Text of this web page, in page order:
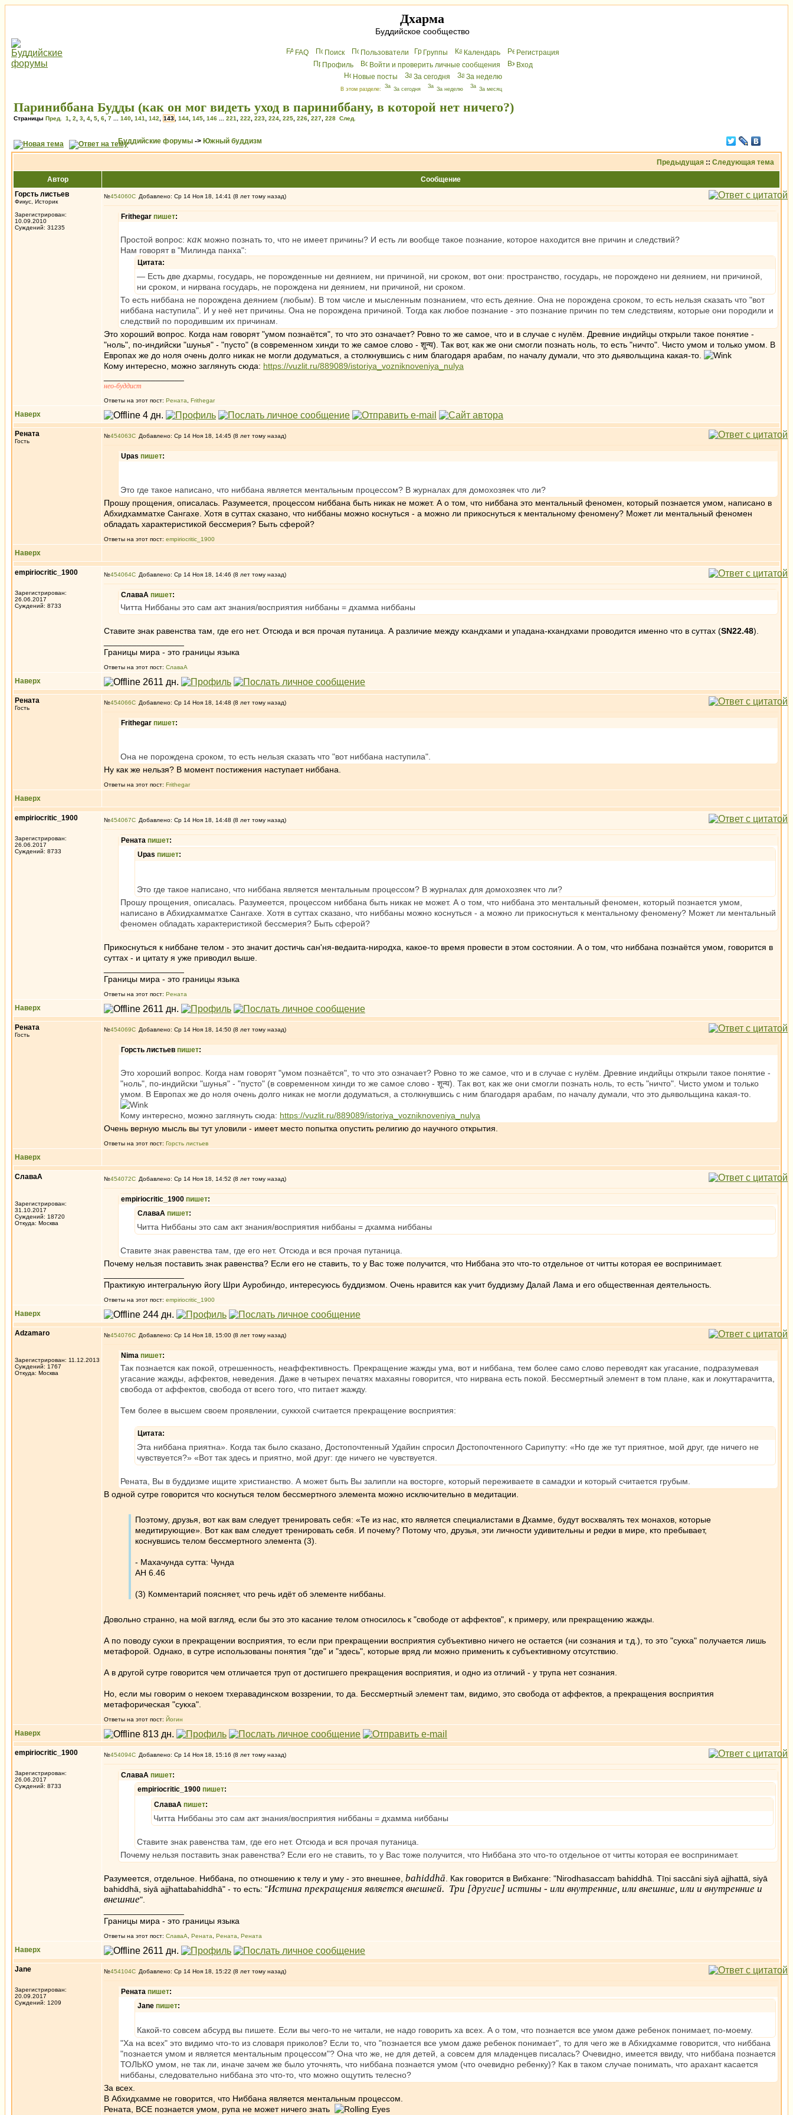
Дхарма
Буддийское сообщество
FAQ Поиск Пользователи Группы Календарь
Peгиcтрaция
Профиль
Войти и проверить личные сообщения
Вхoд
Новые посты
За сегодня За неделю
В этом разделе: За сегодня За неделю За месяц
Париниббана Будды (как он мог видеть уход в париниббану, в которой нет ничего?)
Страницы Пред. 1 2 3 4 5 6 7 140 141 142 143 144 145 146 221 222 223 224 225 226 227 228 След.
Буддийские форумы -> Южный буддизм
Предыдущая :: Следующая тема
Автор
Сообщение
Горсть листьев
Фикус, Историк
Зарегистрирован:
10.09.2010
Суждений: 31235
№454060 Добавлено: Ср 14 Ноя 18, 14:41 (8 лет тому назад)
Frithegar пишет:
Простой вопрос: как можно познать то, что не имеет причины? И есть ли вообще такое познание, которое находится вне причин и следствий?
Нам говорят в "Милинда панха":
Цитата:
— Есть две дхармы, государь, не порожденные ни деянием, ни причиной, ни сроком, вот они: пространство, государь, не порождено ни деянием, ни причиной,
ни сроком, и нирвана государь, не порождена ни деянием, ни причиной, ни сроком.
То есть ниббана не порождена деянием (любым). В том числе и мысленным познанием, что есть деяние. Она не порождена сроком, то есть нельзя сказать что "вот
ниббана наступила". И у неё нет причины. Она не порождена причиной. Тогда как любое познание - это познание причин по тем следствиям, которые они породили и
следствий по породившим их причинам.
Это хороший вопрос. Когда нам говорят "умом познаётся", то что это означает? Ровно то же самое, что и в случае с нулём. Древние индийцы открыли такое понятие -
"ноль", по-индийски "шунья" - "пусто" (в современном хинди то же самое слово - शून्य). Так вот, как же они смогли познать ноль, то есть "ничто". Чисто умом и только умом. В
Европах же до ноля очень долго никак не могли додуматься, а столкнувшись с ним благодаря арабам, по началу думали, что это дьявольщина какая-то.
Кому интересно, можно заглянуть сюда: https://vuzlit.ru/889089/istoriya_vozniknoveniya_nulya
нео-буддист
Ответы на этот пост: Рената Frithegar
Наверх
Рената
Гость
№454063 Добавлено: Ср 14 Ноя 18, 14:45 (8 лет тому назад)
Upas пишет:
Это где такое написано, что ниббана является ментальным процессом? В журналах для домохозяек что ли?
Прошу прощения, описалась. Разумеется, процессом ниббана быть никак не может. А о том, что ниббана это ментальный феномен, который познается умом, написано в
Абхидхамматхе Сангахе. Хотя в суттах сказано, что ниббаны можно коснуться - а можно ли прикоснуться к ментальному феномену? Может ли ментальный феномен
обладать характеристикой бессмерия? Быть сферой?
Ответы на этот пост: empiriocritic_1900
Наверх
empiriocritic_1900
Зарегистрирован:
26.06.2017
Суждений: 8733
№454064 Добавлено: Ср 14 Ноя 18, 14:46 (8 лет тому назад)
СлаваА пишет:
Читта Ниббаны это сам акт знания/восприятия ниббаны = дхамма ниббаны
Ставите знак равенства там, где его нет. Отсюда и вся прочая путаница. А различие между кхандхами и упадана-кхандхами проводится именно что в суттах (SN22.48).
Границы мира - это границы языка
Ответы на этот пост: СлаваА
Наверх
Рената
Гость
№454066 Добавлено: Ср 14 Ноя 18, 14:48 (8 лет тому назад)
Frithegar пишет:
Она не порождена сроком, то есть нельзя сказать что "вот ниббана наступила".
Ну как же нельзя? В момент постижения наступает ниббана.
Ответы на этот пост: Frithegar
Наверх
empiriocritic_1900
Зарегистрирован:
26.06.2017
Суждений: 8733
№454067 Добавлено: Ср 14 Ноя 18, 14:48 (8 лет тому назад)
Рената пишет:
Upas пишет:
Это где такое написано, что ниббана является ментальным процессом? В журналах для домохозяек что ли?
Прошу прощения, описалась. Разумеется, процессом ниббана быть никак не может. А о том, что ниббана это ментальный феномен, который познается умом,
написано в Абхидхамматхе Сангахе. Хотя в суттах сказано, что ниббаны можно коснуться - а можно ли прикоснуться к ментальному феномену? Может ли ментальный
феномен обладать характеристикой бессмерия? Быть сферой?
Прикоснуться к ниббане телом - это значит достичь сан'ня-ведаита-ниродха, какое-то время провести в этом состоянии. А о том, что ниббана познаётся умом, говорится в
суттах - и цитату я уже приводил выше.
Границы мира - это границы языка
Ответы на этот пост: Рената
Наверх
Рената
Гость
№454069 Добавлено: Ср 14 Ноя 18, 14:50 (8 лет тому назад)
Горсть листьев пишет:
Это хороший вопрос. Когда нам говорят "умом познаётся", то что это означает? Ровно то же самое, что и в случае с нулём. Древние индийцы открыли такое понятие -
"ноль", по-индийски "шунья" - "пусто" (в современном хинди то же самое слово - शून्य). Так вот, как же они смогли познать ноль, то есть "ничто". Чисто умом и только
умом. В Европах же до ноля очень долго никак не могли додуматься, а столкнувшись с ним благодаря арабам, по началу думали, что это дьявольщина какая-то.
Кому интересно, можно заглянуть сюда: https://vuzlit.ru/889089/istoriya_vozniknoveniya_nulya
Очень верную мысль вы тут уловили - имеет место попытка опустить религию до научного открытия.
Ответы на этот пост: Горсть листьев
Наверх
СлаваА
Зарегистрирован:
31.10.2017
Суждений: 18720
Откуда: Москва
№454072 Добавлено: Ср 14 Ноя 18, 14:52 (8 лет тому назад)
empiriocritic_1900 пишет:
СлаваА пишет:
Читта Ниббаны это сам акт знания/восприятия ниббаны = дхамма ниббаны
Ставите знак равенства там, где его нет. Отсюда и вся прочая путаница.
Почему нельзя поставить знак равенства? Если его не ставить, то у Вас тоже получится, что Ниббана это что-то отдельное от читты которая ее воспринимает.
Практикую интегральную йогу Шри Ауробиндо, интересуюсь буддизмом. Очень нравится как учит буддизму Далай Лама и его общественная деятельность.
Ответы на этот пост: empiriocritic_1900
Наверх
Adzamaro
Зарегистрирован: 11.12.2013
Суждений: 1767
Откуда: Москва
№454076 Добавлено: Ср 14 Ноя 18, 15:00 (8 лет тому назад)
Nima пишет:
Так познается как покой, отрешенность, неаффективность. Прекращение жажды ума, вот и ниббана, тем более само слово переводят как угасание, подразумевая
угасание жажды, аффектов, неведения. Даже в четырех печатях махаяны говорится, что нирвана есть покой. Бессмертный элемент в том плане, как и локуттарачитта,
свобода от аффектов, свобода от всего того, что питает жажду.
Тем более в высшем своем проявлении, суккхой считается прекращение восприятия:
Цитата:
Эта ниббана приятна». Когда так было сказано, Достопочтенный Удайин спросил Достопочтенного Сарипутту: «Но где же тут приятное, мой друг, где ничего не
чувствуется?» «Вот так здесь и приятно, мой друг: где ничего не чувствуется.
Рената, Вы в буддизме ищите христианство. А может быть Вы залипли на восторге, который переживаете в самадхи и который считается грубым.
В одной сутре говорится что коснуться телом бессмертного элемента можно исключительно в медитации.
Поэтому, друзья, вот как вам следует тренировать себя: «Те из нас, кто является специалистами в Дхамме, будут восхвалять тех монахов, которые
медитирующие». Вот как вам следует тренировать себя. И почему? Потому что, друзья, эти личности удивительны и редки в мире, кто пребывает,
коснувшись телом бессмертного элемента (3).
- Махачунда сутта: Чунда
АН 6.46
(3) Комментарий поясняет, что речь идёт об элементе ниббаны.
Довольно странно, на мой взгляд, если бы это это касание телом относилось к "свободе от аффектов", к примеру, или прекращению жажды.
А по поводу сукхи в прекращении восприятия, то если при прекращении восприятия субъективно ничего не остается (ни сознания и т.д.), то это "сукха" получается лишь
метафорой. Однако, в сутре использованы понятия "где" и "здесь", которые вряд ли можно применить к субъективному отсутствию.
А в другой сутре говорится чем отличается труп от достигшего прекращения восприятия, и одно из отличий - у трупа нет сознания.
Но, если мы говорим о некоем тхеравадинском воззрении, то да. Бессмертный элемент там, видимо, это свобода от аффектов, а прекращения восприятия
метафорическая "сукха".
Ответы на этот пост: Йогин
Наверх
empiriocritic_1900
Зарегистрирован:
26.06.2017
Суждений: 8733
№454094 Добавлено: Ср 14 Ноя 18, 15:16 (8 лет тому назад)
СлаваА пишет:
empiriocritic_1900 пишет:
СлаваА пишет:
Читта Ниббаны это сам акт знания/восприятия ниббаны = дхамма ниббаны
Ставите знак равенства там, где его нет. Отсюда и вся прочая путаница.
Почему нельзя поставить знак равенства? Если его не ставить, то у Вас тоже получится, что Ниббана это что-то отдельное от читты которая ее воспринимает.
Разумеется, отдельное. Ниббана, по отношению к телу и уму - это внешнее, bahiddhā . Как говорится в Вибханге: "Nirodhasaccaṃ bahiddhā. Tīṇi saccāni siyā ajjhattā, siyā
bahiddhā, siyā ajjhattabahiddhā" - то есть: "Истина прекращения является внешней. Три [другие] истины - или внутренние, или внешние, или и внутренние и
внешние".
Границы мира - это границы языка
Ответы на этот пост: СлаваА Рената Рената Рената
Наверх
Jane
Зарегистрирован:
20.09.2017
Суждений: 1209
№454104 Добавлено: Ср 14 Ноя 18, 15:22 (8 лет тому назад)
Рената пишет:
Jane пишет:
Какой-то совсем абсурд вы пишете. Если вы чего-то не читали, не надо говорить ха всех. А о том, что познается все умом даже ребенок понимает, по-моему.
"Ха на всех" это видимо что-то из словаря приколов? Если то, что "познается все умом даже ребенок понимает", то для чего же в Абхидхамме говорится, что ниббана
"познается умом и является ментальным процессом"? Она что же, не для детей, а совсем для младенцев писалась? Очевидно, имеется ввиду, что ниббана познается
ТОЛЬКО умом, не так ли, иначе зачем же было уточнять, что ниббана познается умом (что очевидно ребенку)? Как в таком случае понимать, что арахант касается
ниббаны, следовательно ниббана это что-то, что можно ощутить телесно?
За всех.
В Абхидхамме не говорится, что Ниббана является ментальным процессом.
Рената, ВСЕ познается умом, рупа не может ничего знать